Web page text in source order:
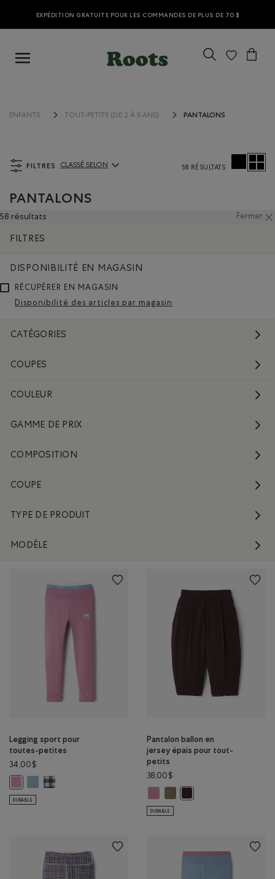
EXPÉDITION GRATUITE POUR LES COMMANDES DE PLUS DE 70 $
ENFANTS TOUT-PETITS (DE 2 À 5 ANS) PANTALONS
FILTRES
ClassÃ© selon Articles:
CLASSÉ SELON 58 RÉSULTATS
PANTALONS
58 résultats Fermer
FILTRES
DISPONIBILITÉ EN MAGASIN
RÉCUPÉRER EN MAGASIN
Disponibilité des articles par magasin
CATÉGORIES
COUPES
COULEUR
GAMME DE PRIX
COMPOSITION
COUPE
TYPE DE PRODUIT
MODÈLE
Legging sport pour
toutes-petites
34,00$
Legging sport pour toutes-petites: PRUNE FONCÉE Couleur
Legging sport pour toutes-petites: NUAGE GRIS Couleur
Legging sport pour toutes-petites: MULTI Couleur
DURABLE
Pantalon ballon en
jersey épais pour tout-
petits
38,00$
DURABLE